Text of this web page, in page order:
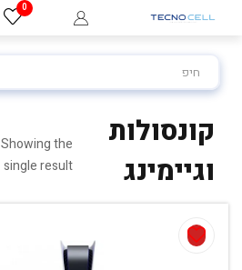
0
עבור:
Showing the
single result
קונסולות
וגיימינג